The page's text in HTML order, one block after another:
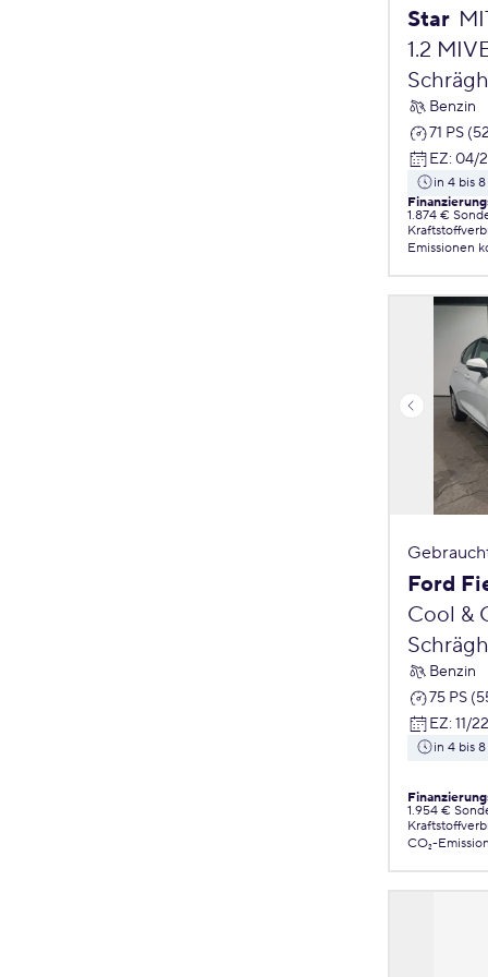
Star
1.2
Benzin
71 PS
EZ: 04/
in 4 bis
1.874 €
Emissionen
Ford
Cool &
Benzin
75 PS
EZ: 11/22
in 4 bis
1.954 €
CO₂-